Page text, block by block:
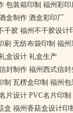
包装箱印制 福州彩印
盒制作 酒盒彩印厂
干胶 福州不干胶设计
刷 无纺布袋印制 福州
盒设计 礼盒生产
封制作 福州西式信封
制 瓦楞盒印制 福州包
片设计 PVC名片印制
盒 福州香菇盒设计印